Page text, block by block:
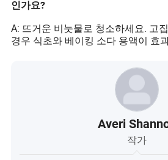
인가요?
A: 뜨거운 비눗물로 청소하세요. 고
경우 식초와 베이킹 소다 용액이 효
Averi
작가